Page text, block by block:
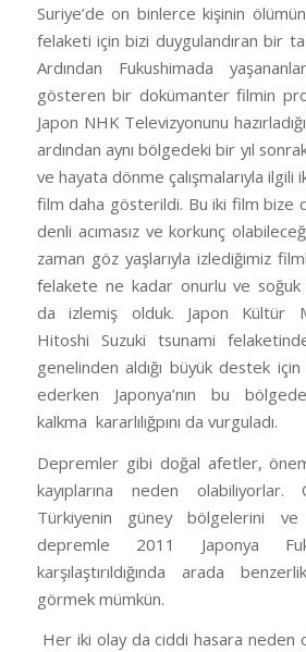
Suriye’de on binlerce kişinin
felaketi için bizi duygulandıran bir
Ardından Fukushimada
gösteren bir dokümanter filmin
Japon NHK Televizyonunu
ardından aynı bölgedeki bir yıl
ve hayata dönme çalışmalarıyla
film daha gösterildi. Bu iki film bize
denli acımasız ve korkunç
zaman göz yaşlarıyla izlediğimiz
felakete ne kadar onurlu ve soğuk
da izlemiş olduk. Japon Kültür
Hitoshi Suzuki tsunami
genelinden aldığı büyük destek
ederken Japonya’nın bu
kalkma kararlılığpını da vurguladı.
Depremler gibi doğal afetler,
kayıplarına neden
Türkiyenin güney bölgelerini ve
depremle 2011 Japonya
karşılaştırıldığında arada
görmek mümkün.
Her iki olay da ciddi hasara neden